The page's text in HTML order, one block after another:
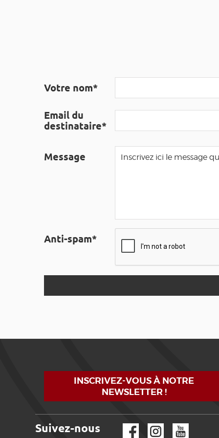
Votre nom*
Email du
destinataire*
Message
Anti-spam*
INSCRIVEZ-VOUS À NOTRE
NEWSLETTER !
Suivez-nous